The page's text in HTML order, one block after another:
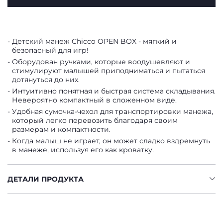
Детский манеж Chicco OPEN BOX - мягкий и
безопасный для игр!
Оборудован ручками, которые воодушевляют и
стимулируют малышей приподниматься и пытаться
дотянуться до них.
Интуитивно понятная и быстрая система складывания.
Невероятно компактный в сложенном виде.
Удобная сумочка-чехол для транспортировки манежа,
который легко перевозить благодаря своим
размерам и компактности.
Когда малыш не играет, он может сладко вздремнуть
в манеже, используя его как кроватку.
ДЕТАЛИ ПРОДУКТА